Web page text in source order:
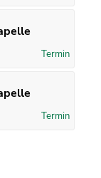
Termin
Termin